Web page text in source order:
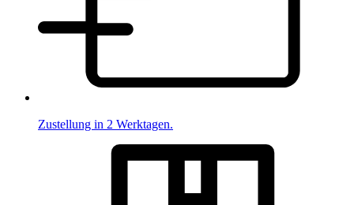
Zustellung in 2 Werktagen.